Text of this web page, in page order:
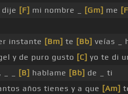
dije [F] mi nombre _ [Gm] me
instante [Bm] te [Bb] veías _
y de puro gusto [C] yo te di
_ [B] hablame [Bb] de _ ti
años tienes y a que [Am]